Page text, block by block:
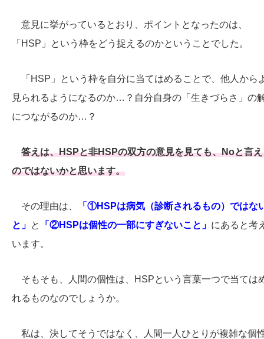
意見に挙がっているとおり、ポイントとなったのは、
「HSP」という枠をどう捉えるのかということでした。
「HSP」という枠を自分に当てはめることで、他人から
見られるようになるのか…？自分自身の「生きづらさ」の
につながるのか…？
答えは、HSPと非HSPの双方の意見を見ても、Noと言
のではないかと思います。
その理由は、
「①HSPは病気（診断されるもの）ではな
と」 と 「②HSPは個性の一部にすぎないこと」 にあると考
います。
そもそも、人間の個性は、HSPという言葉一つで当ては
れるものなのでしょうか。
私は、決してそうではなく、人間一人ひとりが複雑な個